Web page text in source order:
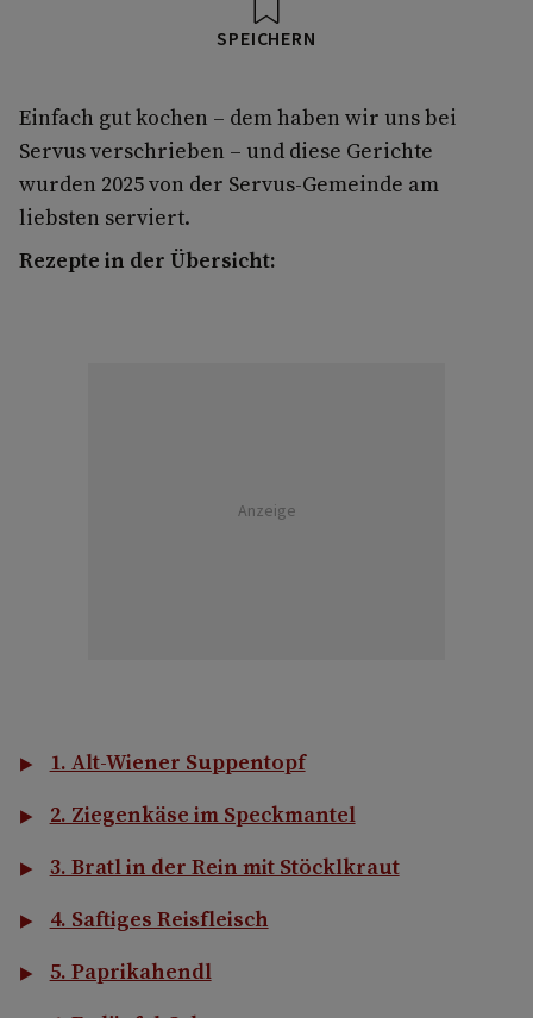
SPEICHERN
Einfach gut kochen – dem haben wir uns bei
Servus verschrieben – und diese Gerichte
wurden 2025 von der Servus-Gemeinde am
liebsten serviert.
Rezepte in der Übersicht:
Anzeige
1. Alt-Wiener Suppentopf
2. Ziegenkäse im Speckmantel
3. Bratl in der Rein mit Stöcklkraut
4. Saftiges Reisfleisch
5. Paprikahendl